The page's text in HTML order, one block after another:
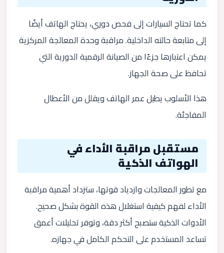
كما تحتاج السيارات إلى فحص دوري، يحتاج الهاتف أيضًا
إلى متابعة حالته الداخلية. مراقبة وحدة المعالجة المركزية
يمكن اعتبارها جزءًا من الصيانة الرقمية الدورية التي
تحافظ على صحة الجهاز.
هذا الأسلوب يطيل عمر الهاتف ويقلل من الأعطال
المفاجئة.
مستقبل مراقبة الأداء في
الهواتف الذكية
مع تطور المعالجات وازدياد قوتها، ستزداد أهمية مراقبة
الأداء لفهم كيفية استغلال هذه القوة بشكل صحيح.
الأدوات الذكية ستصبح أكثر دقة، وتوفر تحليلات أعمق
تساعد المستخدم على التحكم الكامل في جهازه.